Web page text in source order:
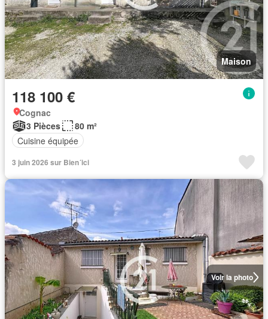
Maison
118 100 €
Cognac
3 Pièces
80 m²
Cuisine équipée
3 juin 2026 sur Bien´ici
Voir la photo